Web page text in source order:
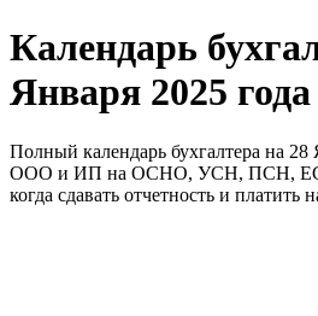
Календарь
Января 2025 года
Полный календарь бухгалтера на 28
OOO и ИП на ОСНО, УСН, ПСН,
когда сдавать отчетность и платить